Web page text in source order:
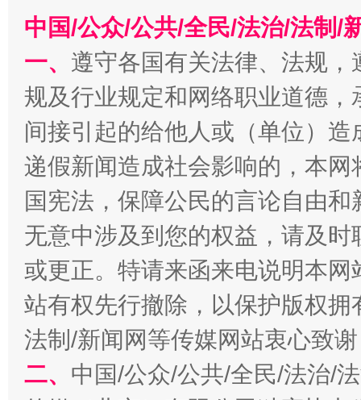
揭开“小金库”的免责幌子
受贿1.44亿！段成刚被判无期 从幼
中国/公众/公共/全民/法治/法制/
一、 遵守各国有关法律、法规
规及行业规定和网络职业道德
间接引起的给他人或（单位）
递假新闻造成社会影响的，本
国宪法，保障公民的言论自由
无意中涉及到您的权益，请及
或更正。特请来函来电说明本
站有权先行撤除，以保护版权
法制/新闻网等传媒网站衷心致
二、 中国/公众/公共/全民/法治/